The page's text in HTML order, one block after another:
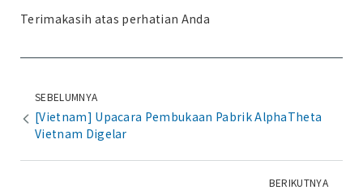
Terimakasih atas perhatian Anda
SEBELUMNYA
[Vietnam] Upacara Pembukaan Pabrik AlphaTheta
Vietnam Digelar
BERIKUTNYA